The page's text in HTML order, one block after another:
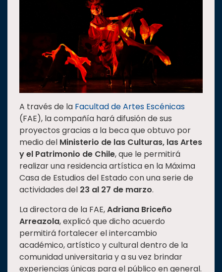
Internacionalización
Responsabilidad
Vinculación
Historia
Universiada
Nacional
A través de la Facultad de Artes Escénicas
(FAE), la compañía hará difusión de sus
proyectos gracias a la beca que obtuvo por
medio del Ministerio de las Culturas, las Artes
y el Patrimonio de Chile, que le permitirá
realizar una residencia artística en la Máxima
Casa de Estudios del Estado con una serie de
actividades del 23 al 27 de marzo.
La directora de la FAE,Adriana Briceño
Arreazola, explicó que dicho acuerdo
permitirá fortalecer el intercambio
académico, artístico y cultural dentro de la
comunidad universitaria y a su vez brindar
experiencias únicas para el público en general.